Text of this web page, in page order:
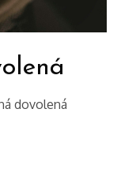
dovolená